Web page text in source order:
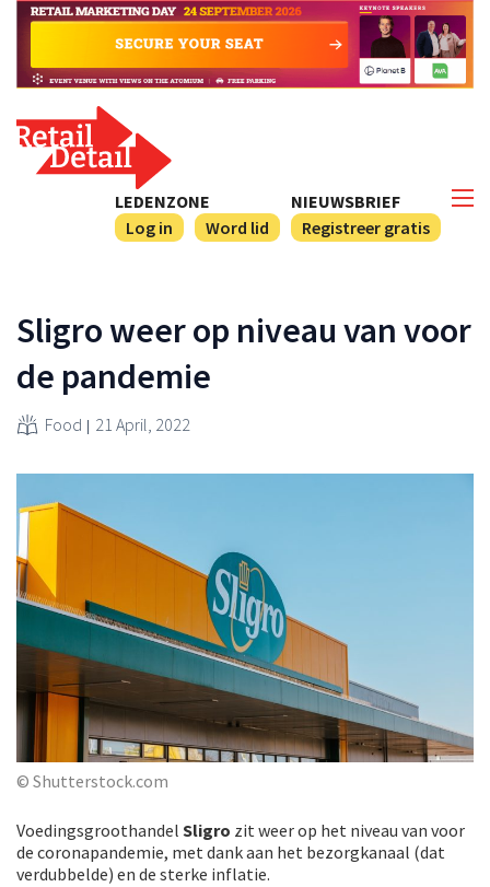
NIEUWSBRIEF
Registreer gratis
LEDENZONE
Log in
Word lid
Sligro weer op niveau van voor
de pandemie
Food 21 April, 2022
© Shutterstock.com
Voedingsgroothandel Sligro zit weer op het niveau van voor
de coronapandemie, met dank aan het bezorgkanaal (dat
verdubbelde) en de sterke inflatie.